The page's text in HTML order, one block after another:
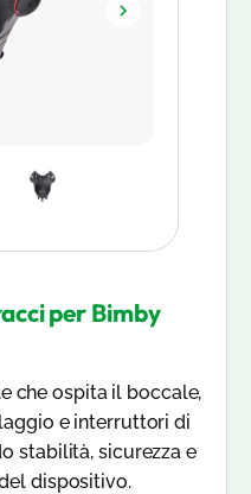
per Bimby
che ospita il boccale,
e interruttori di
stabilità, sicurezza e
dispositivo.